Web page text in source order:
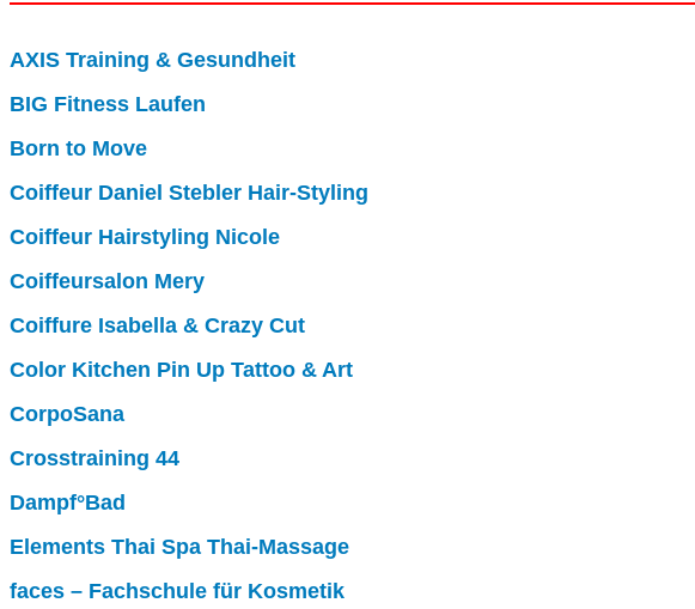
AXIS Training & Gesundheit
BIG Fitness Laufen
Born to Move
Coiffeur Daniel Stebler Hair-Styling
Coiffeur Hairstyling Nicole
Coiffeursalon Mery
Coiffure Isabella & Crazy Cut
Color Kitchen Pin Up Tattoo & Art
CorpoSana
Crosstraining 44
Dampf°Bad
Elements Thai Spa Thai-Massage
faces – Fachschule für Kosmetik